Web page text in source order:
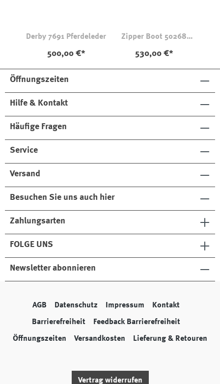
Derby 7691 Pferdeleder
500,00 €*
Zipper Boot 50268
530,00 €*
Öffnungszeiten
Hilfe & Kontakt
Häufige Fragen
Service
Versand
Besuchen Sie uns auch hier
Zahlungsarten
FOLGE UNS
Newsletter abonnieren
AGB Datenschutz Impressum Kontakt
Barrierefreiheit Feedback Barrierefreiheit
Öffnungszeiten Versandkosten Lieferung & Retouren
Vertrag widerrufen